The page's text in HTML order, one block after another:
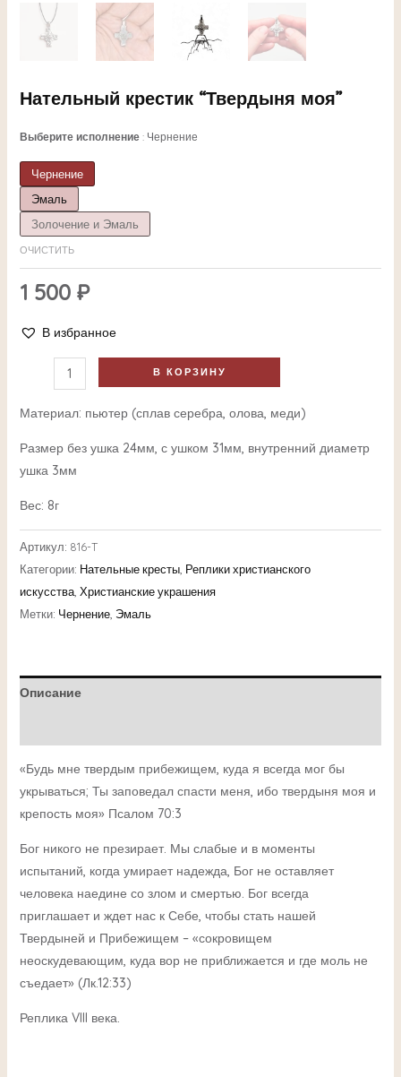
Нательный крестик “Твердыня моя”
Выберите исполнение Чернение
Чернение
Эмаль
Золочение и Эмаль
ОЧИСТИТЬ
1 500 ₽
В избранное
В КОРЗИНУ
Материал: пьютер (сплав серебра, олова, меди)
Размер без ушка 24мм, с ушком 31мм, внутренний диаметр
ушка 3мм
Вес: 8г
Артикул: 816-T
Категории: Нательные кресты, Реплики христианского
искусства, Христианские украшения
Метки: Чернение, Эмаль
Описание
«Будь мне твердым прибежищем, куда я всегда мог бы
укрываться; Ты заповедал спасти меня, ибо твердыня моя и
крепость моя» Псалом 70:3
Бог никого не презирает. Мы слабые и в моменты
испытаний, когда умирает надежда, Бог не оставляет
человека наедине со злом и смертью. Бог всегда
приглашает и ждет нас к Себе, чтобы стать нашей
Твердыней и Прибежищем – «сокровищем
неоскудевающим, куда вор не приближается и где моль не
съедает» (Лк.12:33)
Реплика VIII века.